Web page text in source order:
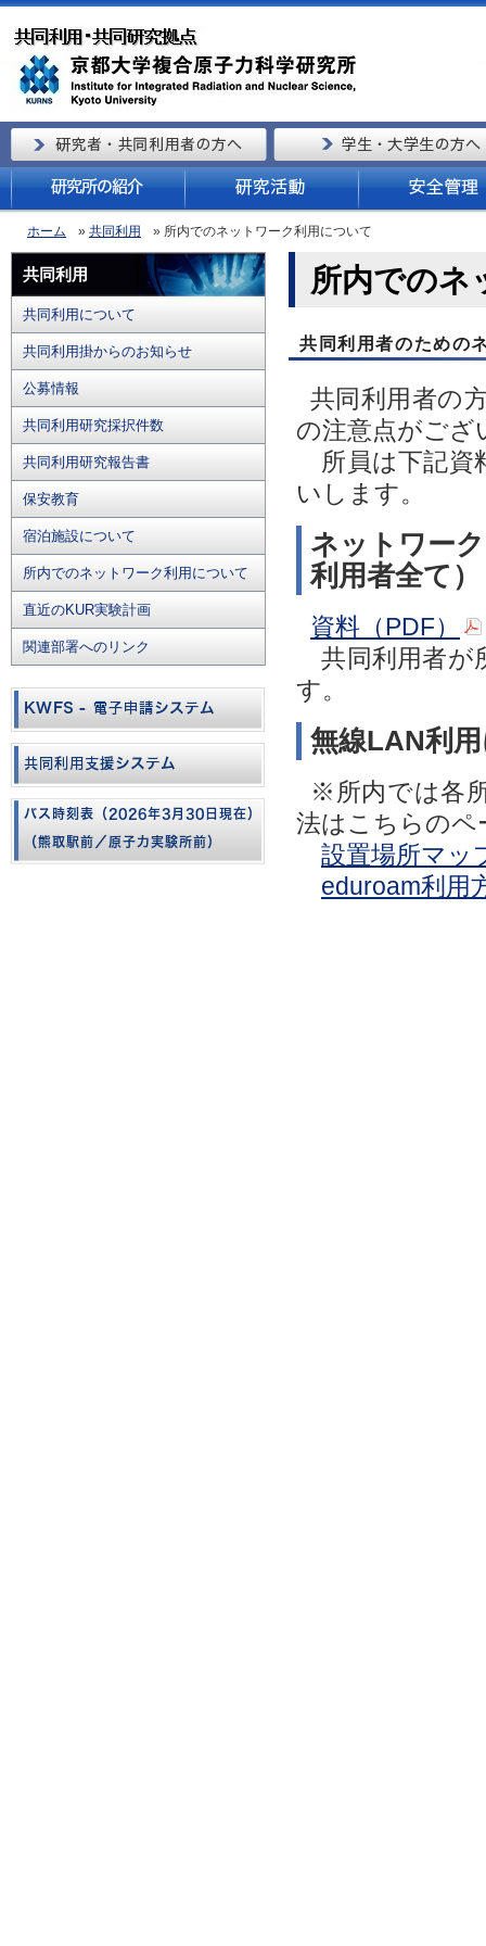
ホーム » 共同利用 » 所内でのネットワーク利用について
共同利用
共同利用について
共同利用掛からのお知らせ
公募情報
共同利用研究採択件数
共同利用研究報告書
保安教育
宿泊施設について
所内でのネットワーク利用について
直近のKUR実験計画
関連部署へのリンク
所内でのネ
共同利用者のための
共同利用者の
の注意点がござ
所員は下記資
いします。
ネットワー
利用者全て）
資料（PDF）
共同利用者が
す。
無線LAN利
※所内では各
法はこちらのペ
設置場所マッ
eduroam利用